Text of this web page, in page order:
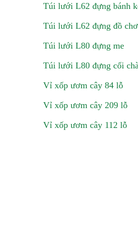
Túi lưới L62 đựng bánh
Túi lưới L62 đựng đồ
Túi lưới L80 đựng me
Túi lưới L80 đựng cối
Vỉ xốp ươm cây 84 lỗ
Vỉ xốp ươm cây 209 lỗ
Vỉ xốp ươm cây 112 lỗ